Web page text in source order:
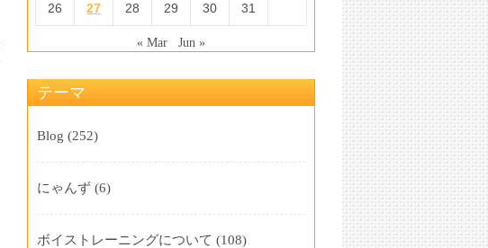
26 27 28 29 30 31
« Mar Jun »
テーマ
Blog (252)
にゃんず (6)
ボイストレーニングについて (108)